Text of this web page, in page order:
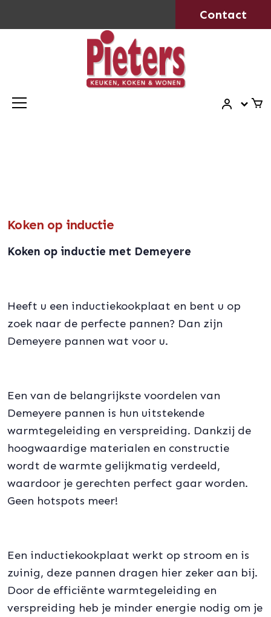
Contact
Koken op inductie
Koken op inductie met Demeyere
Heeft u een inductiekookplaat en bent u op
zoek naar de perfecte pannen? Dan zijn
Demeyere pannen wat voor u.
Een van de belangrijkste voordelen van
Demeyere pannen is hun uitstekende
warmtegeleiding en verspreiding. Dankzij de
hoogwaardige materialen en constructie
wordt de warmte gelijkmatig verdeeld,
waardoor je gerechten perfect gaar worden.
Geen hotspots meer!
Een inductiekookplaat werkt op stroom en is
zuinig, deze pannen dragen hier zeker aan bij.
Door de efficiënte warmtegeleiding en
verspreiding heb je minder energie nodig om je